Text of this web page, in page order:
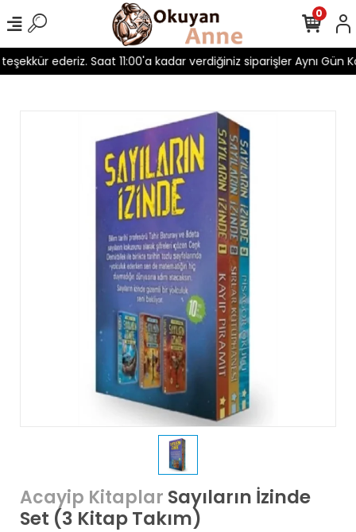
ederiz. Saat 11:00'a kadar verdiğiniz siparişler Aynı Gün
0
Acayip Kitaplar Sayıların İzinde
Set (3 Kitap Takım)